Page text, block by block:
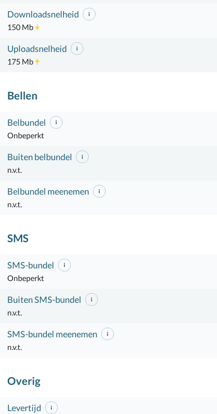
Downloadsnelheid
150 Mb
Uploadsnelheid
175 Mb
Bellen
Belbundel
Onbeperkt
Buiten belbundel
n.v.t.
Belbundel meenemen
n.v.t.
SMS
SMS-bundel
Onbeperkt
Buiten SMS-bundel
n.v.t.
SMS-bundel meenemen
n.v.t.
Overig
Levertijd